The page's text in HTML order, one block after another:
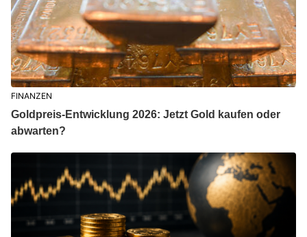
FINANZEN
Goldpreis-Entwicklung 2026: Jetzt Gold kaufen oder
abwarten?